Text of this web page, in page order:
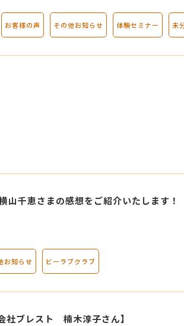
お客様の声 その他お知らせ 体験セミナー 未
山千恵さまの感想をご紹介いたします！
お知らせ ビーラブクラブ
社ブレスト 楠木淳子さん】